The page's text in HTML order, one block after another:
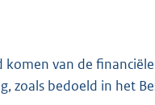
van de
zoals bedoeld in het